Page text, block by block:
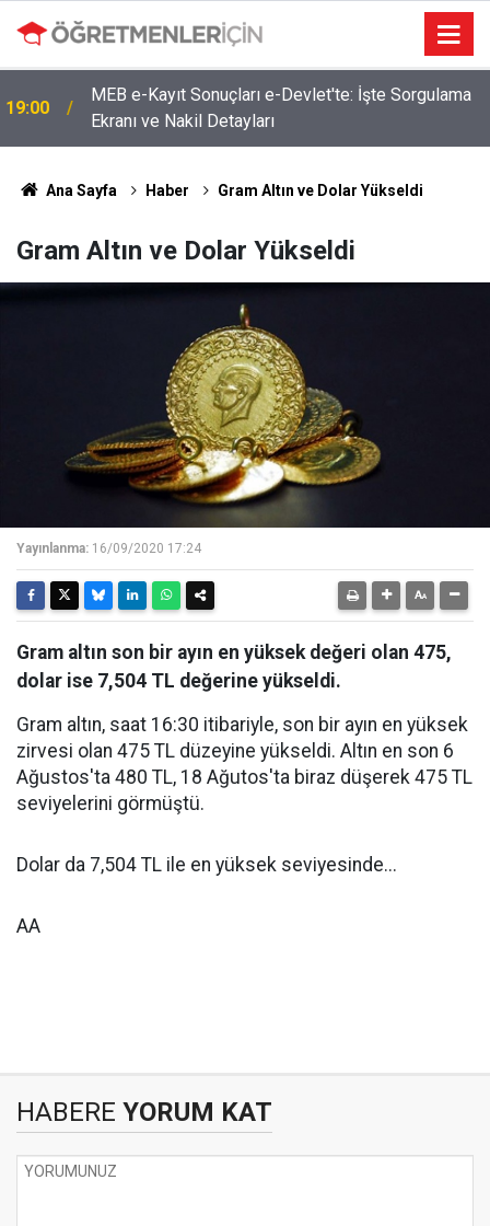
19:00
MEB e-Kayıt Sonuçları e-Devlet'te: İşte Sorgulama
Ekranı ve Nakil Detayları
Ana Sayfa Haber Gram Altın ve Dolar Yükseldi
Gram Altın ve Dolar Yükseldi
Yayınlanma: 16/09/2020 17:24
Gram altın son bir ayın en yüksek değeri olan 475,
dolar ise 7,504 TL değerine yükseldi.
Gram altın, saat 16:30 itibariyle, son bir ayın en yüksek
zirvesi olan 475 TL düzeyine yükseldi. Altın en son 6
Ağustos'ta 480 TL, 18 Ağutos'ta biraz düşerek 475 TL
seviyelerini görmüştü.
Dolar da 7,504 TL ile en yüksek seviyesinde...
AA
HABERE YORUM KAT